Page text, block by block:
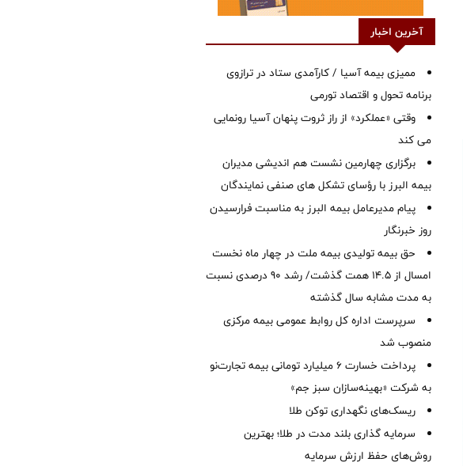
آخرین اخبار
ممیزی بیمه آسیا / کارآمدی ستاد در ترازوی
برنامه تحول و اقتصاد تورمی
وقتی «عملکرد» از راز ثروت پنهان آسیا رونمایی
می کند
برگزاری چهارمین نشست هم اندیشی مدیران
بیمه البرز با رؤسای تشکل های صنفی نمایندگان
پیام مدیرعامل بیمه البرز به مناسبت فرارسیدن
روز خبرنگار
حق بیمه تولیدی بیمه ملت در چهار ماه نخست
امسال از 14.5 همت گذشت/ رشد 90 درصدی نسبت
به مدت مشابه سال گذشته
سرپرست اداره كل روابط عمومی بیمه مركزی
منصوب شد
پرداخت خسارت ۶ میلیارد تومانی بیمه تجارت‌نو
به شرکت «بهینه‌سازان سبز جم»
ریسک‌های نگهداری توکن طلا
سرمایه گذاری بلند مدت در طلا؛ بهترین
روش‌های حفظ ارزش سرمایه